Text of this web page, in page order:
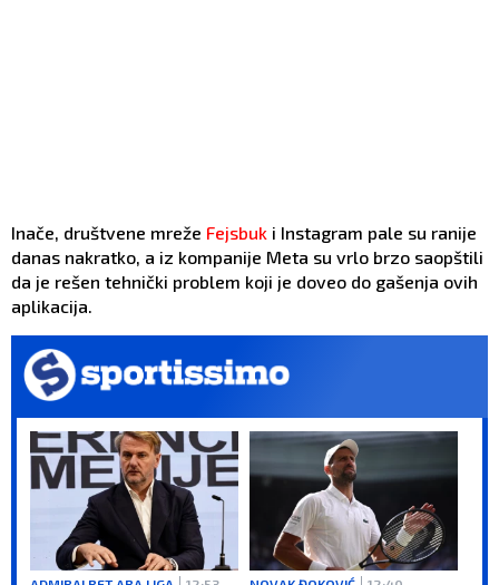
Inače, društvene mreže Fejsbuk i Instagram pale su ranije
danas nakratko, a iz kompanije Meta su vrlo brzo saopštili
da je rešen tehnički problem koji je doveo do gašenja ovih
aplikacija.